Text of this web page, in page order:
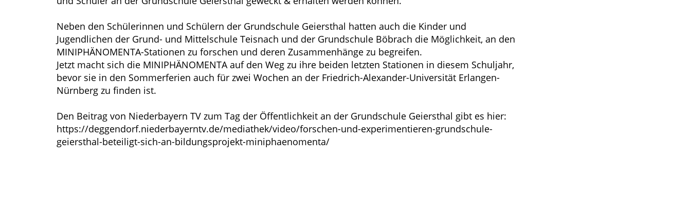
Neben den Schülerinnen und Schülern der Grundschule Geiersthal hatten auch die Kinder und
Jugendlichen der Grund- und Mittelschule Teisnach und der Grundschule Böbrach die Möglichkeit, an den
MINIPHÄNOMENTA-Stationen zu forschen und deren Zusammenhänge zu begreifen.
Jetzt macht sich die MINIPHÄNOMENTA auf den Weg zu ihre beiden letzten Stationen in diesem Schuljahr,
bevor sie in den Sommerferien auch für zwei Wochen an der Friedrich-Alexander-Universität Erlangen-
Nürnberg zu finden ist.
Den Beitrag von Niederbayern TV zum Tag der Öffentlichkeit an der Grundschule Geiersthal gibt es hier:
https://deggendorf.niederbayerntv.de/mediathek/video/forschen-und-experimentieren-grundschule-
geiersthal-beteiligt-sich-an-bildungsprojekt-miniphaenomenta/